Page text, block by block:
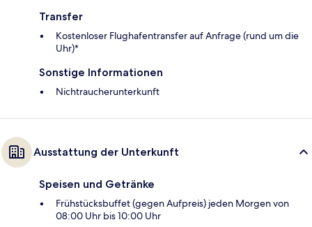
Transfer
Kostenloser Flughafentransfer auf Anfrage (rund um die
Uhr)*
Sonstige Informationen
Nichtraucherunterkunft
Ausstattung der Unterkunft
Speisen und Getränke
Frühstücksbuffet (gegen Aufpreis) jeden Morgen von
08:00 Uhr bis 10:00 Uhr